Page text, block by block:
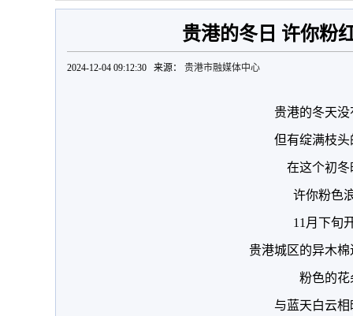
贵港的冬日 许你粉
2024-12-04 09:12:30 来源： 贵港市融媒体中心
贵港的冬天没
但有绽满枝头
在这个初冬
许你粉色
11月下旬
贵港城区的异木
粉色的花
与蓝天白云相